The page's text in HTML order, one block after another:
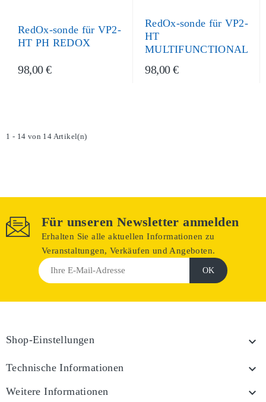
RedOx-sonde für VP2-
HT PH REDOX
98,00 €
RedOx-sonde für VP2-
HT
MULTIFUNCTIONAL
98,00 €
1 - 14 von 14 Artikel(n)
Für unseren Newsletter anmelden
Erhalten Sie alle aktuellen Informationen zu
Veranstaltungen, Verkäufen und Angeboten.
Shop-Einstellungen 
Technische Informationen 
Weitere Informationen 